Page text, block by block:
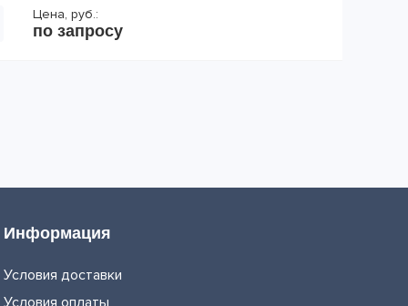
Цена, руб.:
по запросу
Информация
Условия доставки
Условия оплаты